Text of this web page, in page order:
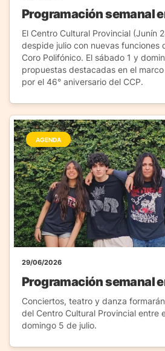
Programación semanal
El Centro Cultural Provincial (Junín
despide julio con nuevas funciones
Coro Polifónico. El sábado 1 y
propuestas destacadas en el
por el 46° aniversario del CCP.
AGENDA
29/06/2026
Programación semanal
Conciertos, teatro y danza
del Centro Cultural Provincial entre
domingo 5 de julio.